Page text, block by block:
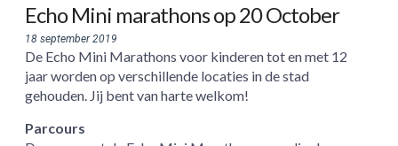
Echo Mini marathons op 20 October
18 september 2019
De Echo Mini Marathons voor kinderen tot en met 12
jaar worden op verschillende locaties in de stad
gehouden. Jij bent van harte welkom!
Parcours